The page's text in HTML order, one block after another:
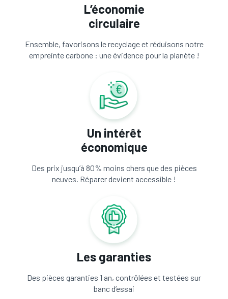
L’économie
circulaire
Ensemble, favorisons le recyclage et réduisons notre
empreinte carbone : une évidence pour la planète !
Un intérêt
économique
Des prix jusqu’à 80% moins chers que des pièces
neuves. Réparer devient accessible !
Les garanties
Des pièces garanties 1 an, contrôlées et testées sur
banc d’essai